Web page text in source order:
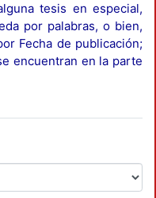
tesis en especial,
por palabras, o bien,
Fecha de publicación;
encuentran en la parte